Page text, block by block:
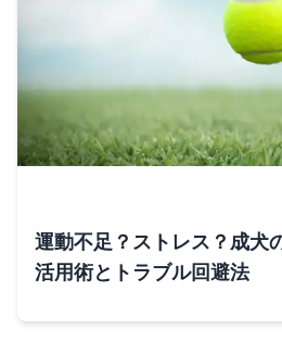
運動不足？ストレス？成犬
活用術とトラブル回避法